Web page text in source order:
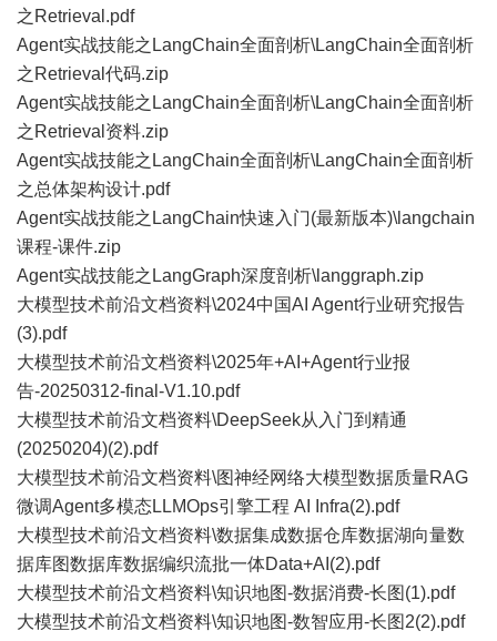
之Retrieval.pdf
Agent实战技能之LangChain全面剖析\LangChain全面剖析
之Retrieval代码.zip
Agent实战技能之LangChain全面剖析\LangChain全面剖析
之Retrieval资料.zip
Agent实战技能之LangChain全面剖析\LangChain全面剖析
之总体架构设计.pdf
Agent实战技能之LangChain快速入门(最新版本)\langchain
课程-课件.zip
Agent实战技能之LangGraph深度剖析\langgraph.zip
大模型技术前沿文档资料\2024中国AI Agent行业研究报告
(3).pdf
大模型技术前沿文档资料\2025年+AI+Agent行业报
告-20250312-final-V1.10.pdf
大模型技术前沿文档资料\DeepSeek从入门到精通
(20250204)(2).pdf
大模型技术前沿文档资料\图神经网络大模型数据质量RAG
微调Agent多模态LLMOps引擎工程 AI Infra(2).pdf
大模型技术前沿文档资料\数据集成数据仓库数据湖向量数
据库图数据库数据编织流批一体Data+AI(2).pdf
大模型技术前沿文档资料\知识地图-数据消费-长图(1).pdf
大模型技术前沿文档资料\知识地图-数智应用-长图2(2).pdf